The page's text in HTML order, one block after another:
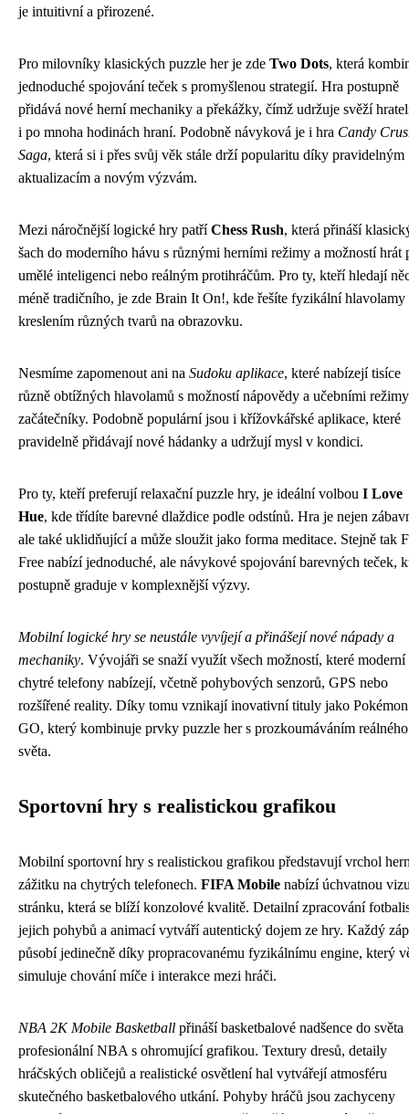
je intuitivní a přirozené.
Pro milovníky klasických puzzle her je zde Two Dots, která
jednoduché spojování teček s promyšlenou strategií. Hra postupně
přidává nové herní mechaniky a překážky, čímž udržuje svěží
i po mnoha hodinách hraní. Podobně návyková je i hra Candy
Saga, která si i přes svůj věk stále drží popularitu díky pravidelným
aktualizacím a novým výzvám.
Mezi náročnější logické hry patříChess Rush, která přináší
šach do moderního hávu s různými herními režimy a možností hrát
umělé inteligenci nebo reálným protihráčům. Pro ty, kteří hledají
méně tradičního, je zde Brain It On!, kde řešíte fyzikální hlavolamy
kreslením různých tvarů na obrazovku.
Nesmíme zapomenout ani na Sudoku aplikace, které nabízejí tisíce
různě obtížných hlavolamů s možností nápovědy a učebními
začátečníky. Podobně populární jsou i křížovkářské aplikace, které
pravidelně přidávají nové hádanky a udržují mysl v kondici.
Pro ty, kteří preferují relaxační puzzle hry, je ideální volbou I Love
Hue, kde třídíte barevné dlaždice podle odstínů. Hra je nejen
ale také uklidňující a může sloužit jako forma meditace. Stejně tak
Free nabízí jednoduché, ale návykové spojování barevných teček,
postupně graduje v komplexnější výzvy.
Mobilní logické hry se neustále vyvíjejí a přinášejí nové nápady a
mechaniky. Vývojáři se snaží využít všech možností, které moderní
chytré telefony nabízejí, včetně pohybových senzorů, GPS nebo
rozšířené reality. Díky tomu vznikají inovativní tituly jako Pokémon
GO, který kombinuje prvky puzzle her s prozkoumáváním reálného
světa.
Sportovní hry s realistickou grafikou
Mobilní sportovní hry s realistickou grafikou představují vrchol
zážitku na chytrých telefonech. FIFA Mobile nabízí úchvatnou
stránku, která se blíží konzolové kvalitě. Detailní zpracování
jejich pohybů a animací vytváří autentický dojem ze hry. Každý
působí jedinečně díky propracovanému fyzikálnímu engine, který
simuluje chování míče i interakce mezi hráči.
NBA 2K Mobile Basketball přináší basketbalové nadšence do světa
profesionální NBA s ohromující grafikou. Textury dresů, detaily
hráčských obličejů a realistické osvětlení hal vytvářejí atmosféru
skutečného basketbalového utkání. Pohyby hráčů jsou zachyceny